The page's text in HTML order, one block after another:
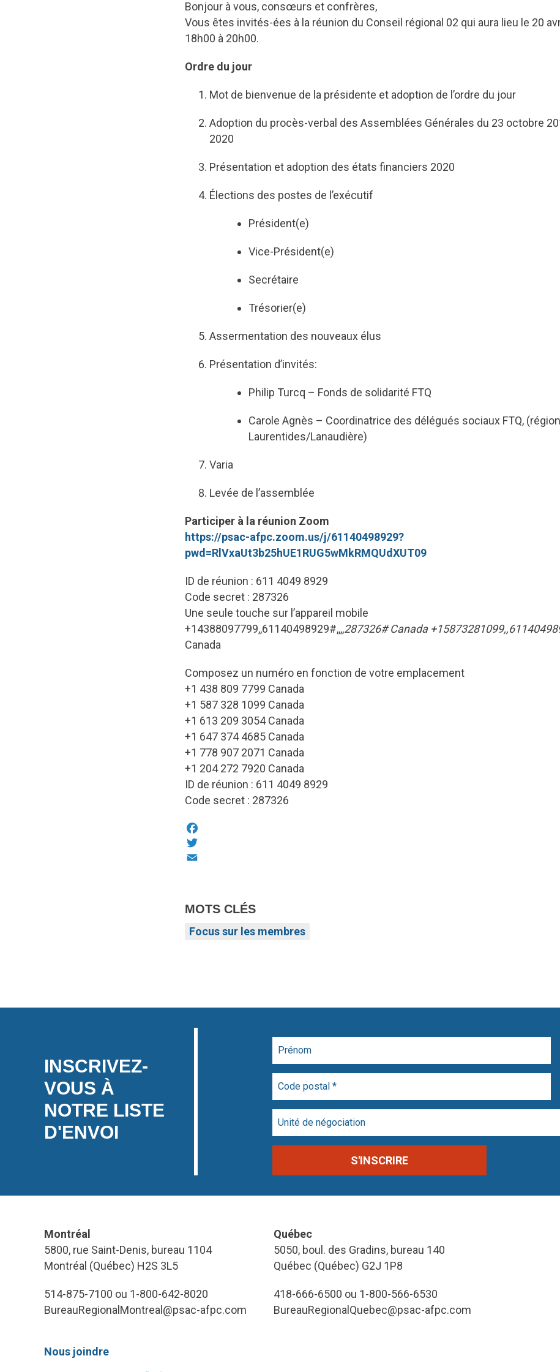
Bonjour à vous, consœurs et confrères,
Vous êtes invités-ées à la réunion du Conseil régional 02 qui aura lieu le 20
18h00 à 20h00.
Ordre du jour
Mot de bienvenue de la présidente et adoption de l’ordre du jour
Adoption du procès-verbal des Assemblées Générales du 23 octobre
2020
Présentation et adoption des états financiers 2020
Élections des postes de l’exécutif
Président(e)
Vice-Président(e)
Secrétaire
Trésorier(e)
Assermentation des nouveaux élus
Présentation d’invités:
Philip Turcq – Fonds de solidarité FTQ
Carole Agnès – Coordinatrice des délégués sociaux FTQ,
Laurentides/Lanaudière)
Varia
Levée de l’assemblée
Participer à la réunion Zoom
https://psac-afpc.zoom.us/j/61140498929?
pwd=RlVxaUt3b25hUE1RUG5wMkRMQUdXUT09
ID de réunion : 611 4049 8929
Code secret : 287326
Une seule touche sur l’appareil mobile
+14388097799,,61140498929#,,,,287326# Canada
Canada
Composez un numéro en fonction de votre emplacement
+1 438 809 7799 Canada
+1 587 328 1099 Canada
+1 613 209 3054 Canada
+1 647 374 4685 Canada
+1 778 907 2071 Canada
+1 204 272 7920 Canada
ID de réunion : 611 4049 8929
Code secret : 287326
Facebook
Twitter
MOTS CLÉS
Focus sur les membres
INSCRIVEZ-
VOUS À
NOTRE LISTE
D'ENVOI
Montréal
5800, rue Saint-Denis, bureau 1104
Montréal (Québec) H2S 3L5
514-875-7100 ou 1-800-642-8020
BureauRegionalMontreal@psac-afpc.com
Québec
5050, boul. des Gradins, bureau 140
Québec (Québec) G2J 1P8
418-666-6500 ou 1-800-566-6530
BureauRegionalQuebec@psac-afpc.com
Nous joindre